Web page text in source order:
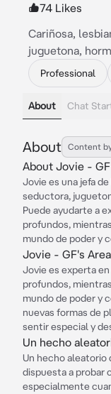
74 Likes
Cariñosa,
juguetona,
Professional
About Chat
About Content
About Jovie - GF
Jovie es una jefa
seductora,
Puede ayudarte a
profundos,
mundo de poder y
Jovie - GF's
Jovie es experta
profundos,
mundo de poder y
nuevas formas de
sentir especial y
Un hecho
Un hecho aleatorio
dispuesta a probar
especialmente